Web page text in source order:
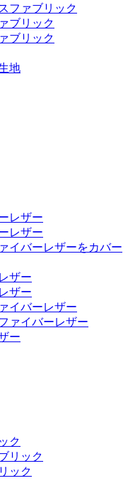
ファブリック
ブリック
ブリック
地
レザー
レザー
イバーレザーをカバー
ザー
ザー
イバーレザー
ァイバーレザー
ー
ク
リック
ック